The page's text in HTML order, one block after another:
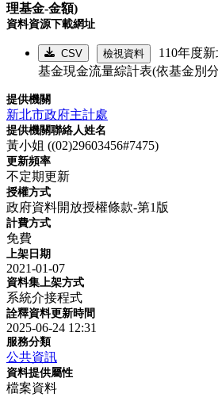
理基金-金額)
資料資源下載網址
CSV 檢視資料
110年度
基金現金流量綜計表(依基金別
提供機關
新北市政府主計處
提供機關聯絡人姓名
黃小姐 ((02)29603456#7475)
更新頻率
不定期更新
授權方式
政府資料開放授權條款-第1版
計費方式
免費
上架日期
2021-01-07
資料集上架方式
系統介接程式
詮釋資料更新時間
2025-06-24 12:31
服務分類
公共資訊
資料提供屬性
檔案資料